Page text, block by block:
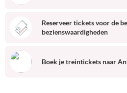
Reserveer tickets voor de
bezienswaardigheden
Boek je treintickets naar